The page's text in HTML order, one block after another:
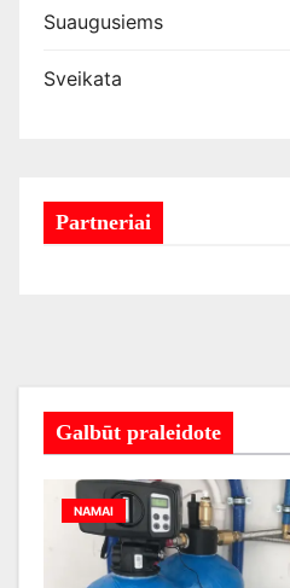
Suaugusiems
Sveikata
Partneriai
Galbūt praleidote
NAMAI